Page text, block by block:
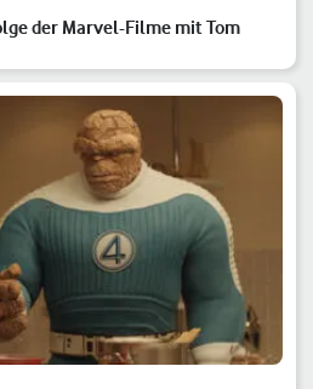
der Marvel-Filme mit Tom